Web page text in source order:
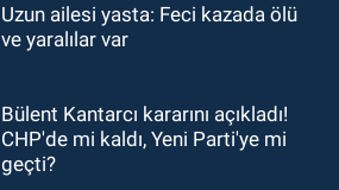
11:45Karabük'te oğluna mesaj
ULUSAL
10:14Polis Akademisi Başkanlığı
3 bin 250 polis öğrencisi alacak.
Uzun ailesi yasta: Feci kazada ölü
ve yaralılar var
Bülent Kantarcı kararını açıkladı!
CHP'de mi kaldı, Yeni Parti'ye mi
geçti?